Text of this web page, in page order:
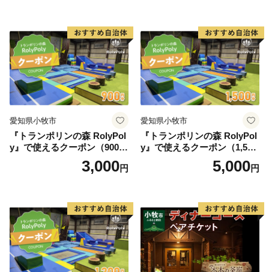
ティー チケット 券 2名様分
お祝 誕生日 記念日 名鉄小牧
ホテル 愛知県 小牧市 送料無
料
愛知県小牧市
『トランポリンの森 RolyPol
y』で使えるクーポン（900
3,000円
愛知県小牧市
『トランポリンの森 RolyPol
y』で使えるクーポン（1,500
5,000円